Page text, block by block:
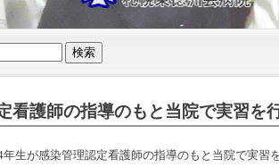
看護師の指導のもと当院で実習を
年生が感染管理認定看護師の指導のもと当院で実習